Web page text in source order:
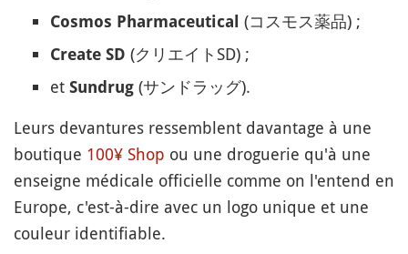
Cosmos Pharmaceutical (コスモス薬品) ;
Create SD (クリエイトSD) ;
et Sundrug (サンドラッグ).
Leurs devantures ressemblent davantage à une
boutique 100¥ Shop ou une droguerie qu'à une
enseigne médicale officielle comme on l'entend en
Europe, c'est-à-dire avec un logo unique et une
couleur identifiable.